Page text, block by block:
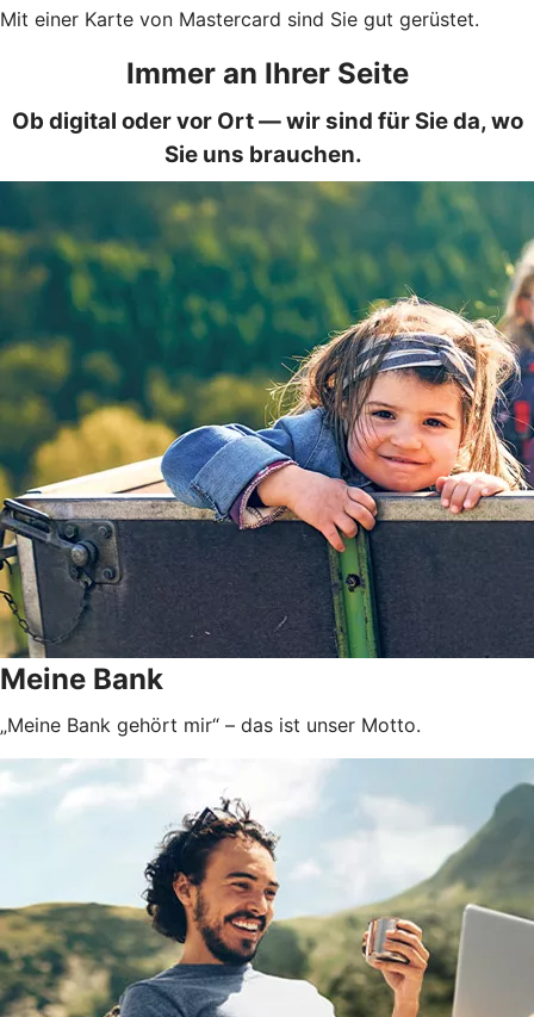
Mit einer Karte von Mastercard sind Sie gut gerüstet.
Immer an Ihrer Seite
Ob digital oder vor Ort — wir sind für Sie da, wo
Sie uns brauchen.
Meine Bank
„Meine Bank gehört mir“ – das ist unser Motto.